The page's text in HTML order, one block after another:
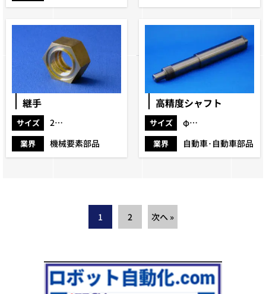
継手
サイズ 27×16
業界 機械要素部品
高精度シャフト
サイズ φ18×148
業界 自動車･自動車部品
1 2 次へ »